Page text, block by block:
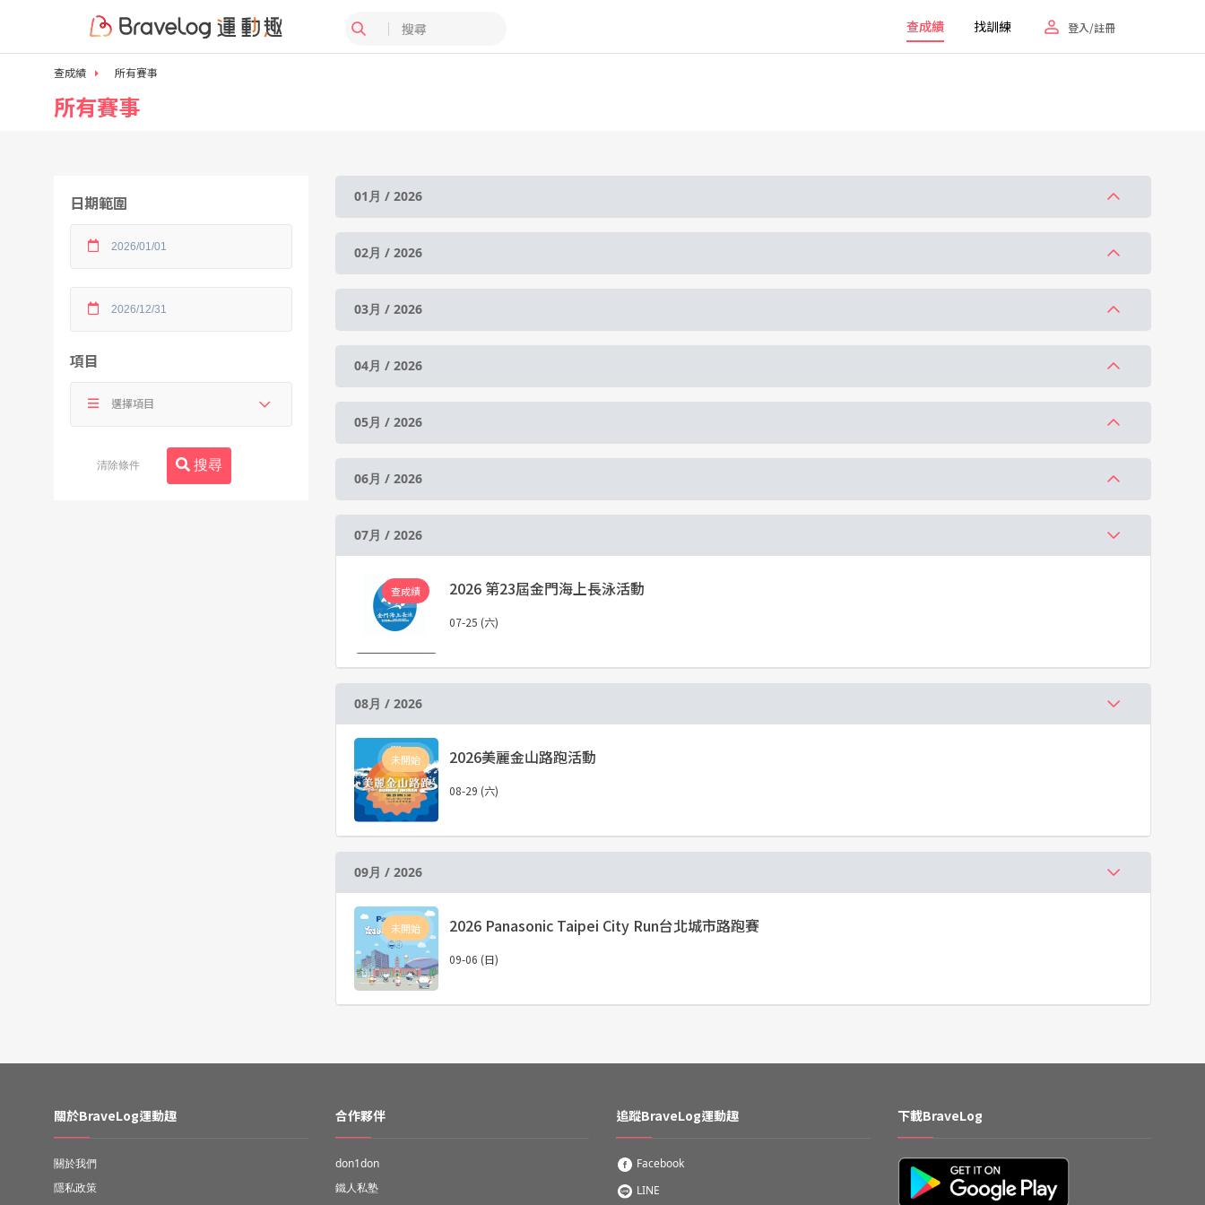
登入/註冊
搜尋 查成績 找訓練
查成績 所有賽事
所有賽事
日期範圍
項目
清除條件 搜尋
01月 / 2026
02月 / 2026
03月 / 2026
04月 / 2026
05月 / 2026
06月 / 2026
07月 / 2026
查成績 2026 第23屆金門海上長泳活動
07-25 (六)
08月 / 2026
未開始 2026美麗金山路跑活動
08-29 (六)
09月 / 2026
未開始 2026 Panasonic Taipei City Run台北城市路跑賽
09-06 (日)
關於BraveLog運動趣
關於我們
隱私政策
合作夥伴
don1don
鐵人私塾
追蹤BraveLog運動趣
Facebook
LINE
下載BraveLog